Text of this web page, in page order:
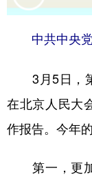
中共中央
3月5日，第
在北京人民大
作报告。今年
第一，更加